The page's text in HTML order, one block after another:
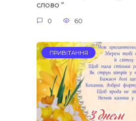
слово “
0 60
ПРИВІТАННЯ